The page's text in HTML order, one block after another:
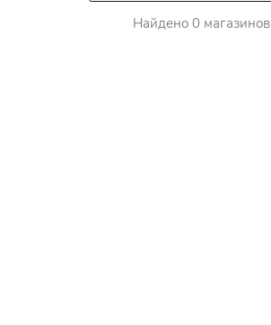
Найдено 0 магазинов